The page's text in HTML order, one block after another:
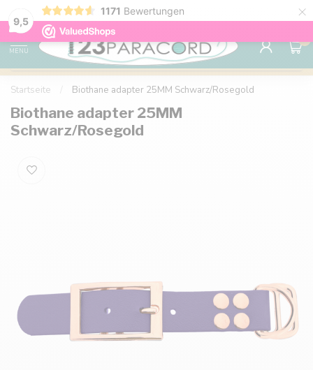
9,5
1171 Bewertungen ×
Kostenlose Lieferung nach Hause ab 150 €
MENU
0
Startseite Biothane adapter 25MM Schwarz/Rosegold
Biothane adapter 25MM
Schwarz/Rosegold